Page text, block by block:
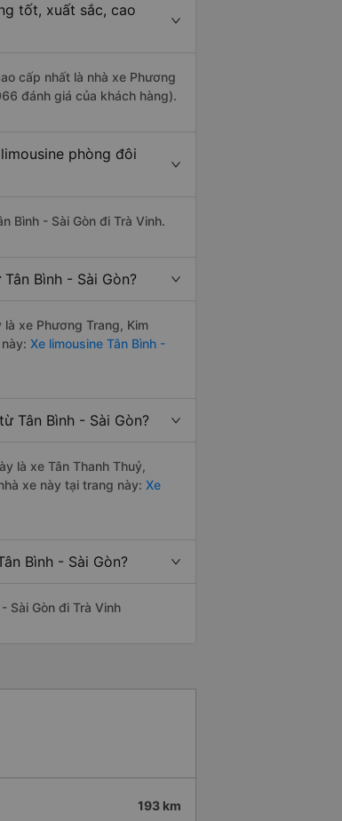
tốt, xuất sắc, cao
cấp nhất là nhà xe Phương
đánh giá của khách hàng).
phòng đôi
Bình - Sài Gòn đi Trà Vinh.
Bình - Sài Gòn?
xe Phương Trang, Kim
Xe limousine Tân Bình -
Tân Bình - Sài Gòn?
là xe Tân Thanh Thuỷ,
xe này tại trang này: Xe
Bình - Sài Gòn?
Sài Gòn đi Trà Vinh
193 km